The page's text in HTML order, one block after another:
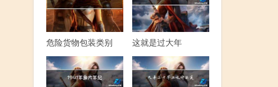
危险货物包装类别 这就是过大年